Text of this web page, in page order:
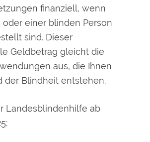
finanziell, wenn
oder einer blinden Person
sind. Dieser
Geldbetrag gleicht die
aus, die Ihnen
der Blindheit entstehen.
Landesblindenhilfe ab